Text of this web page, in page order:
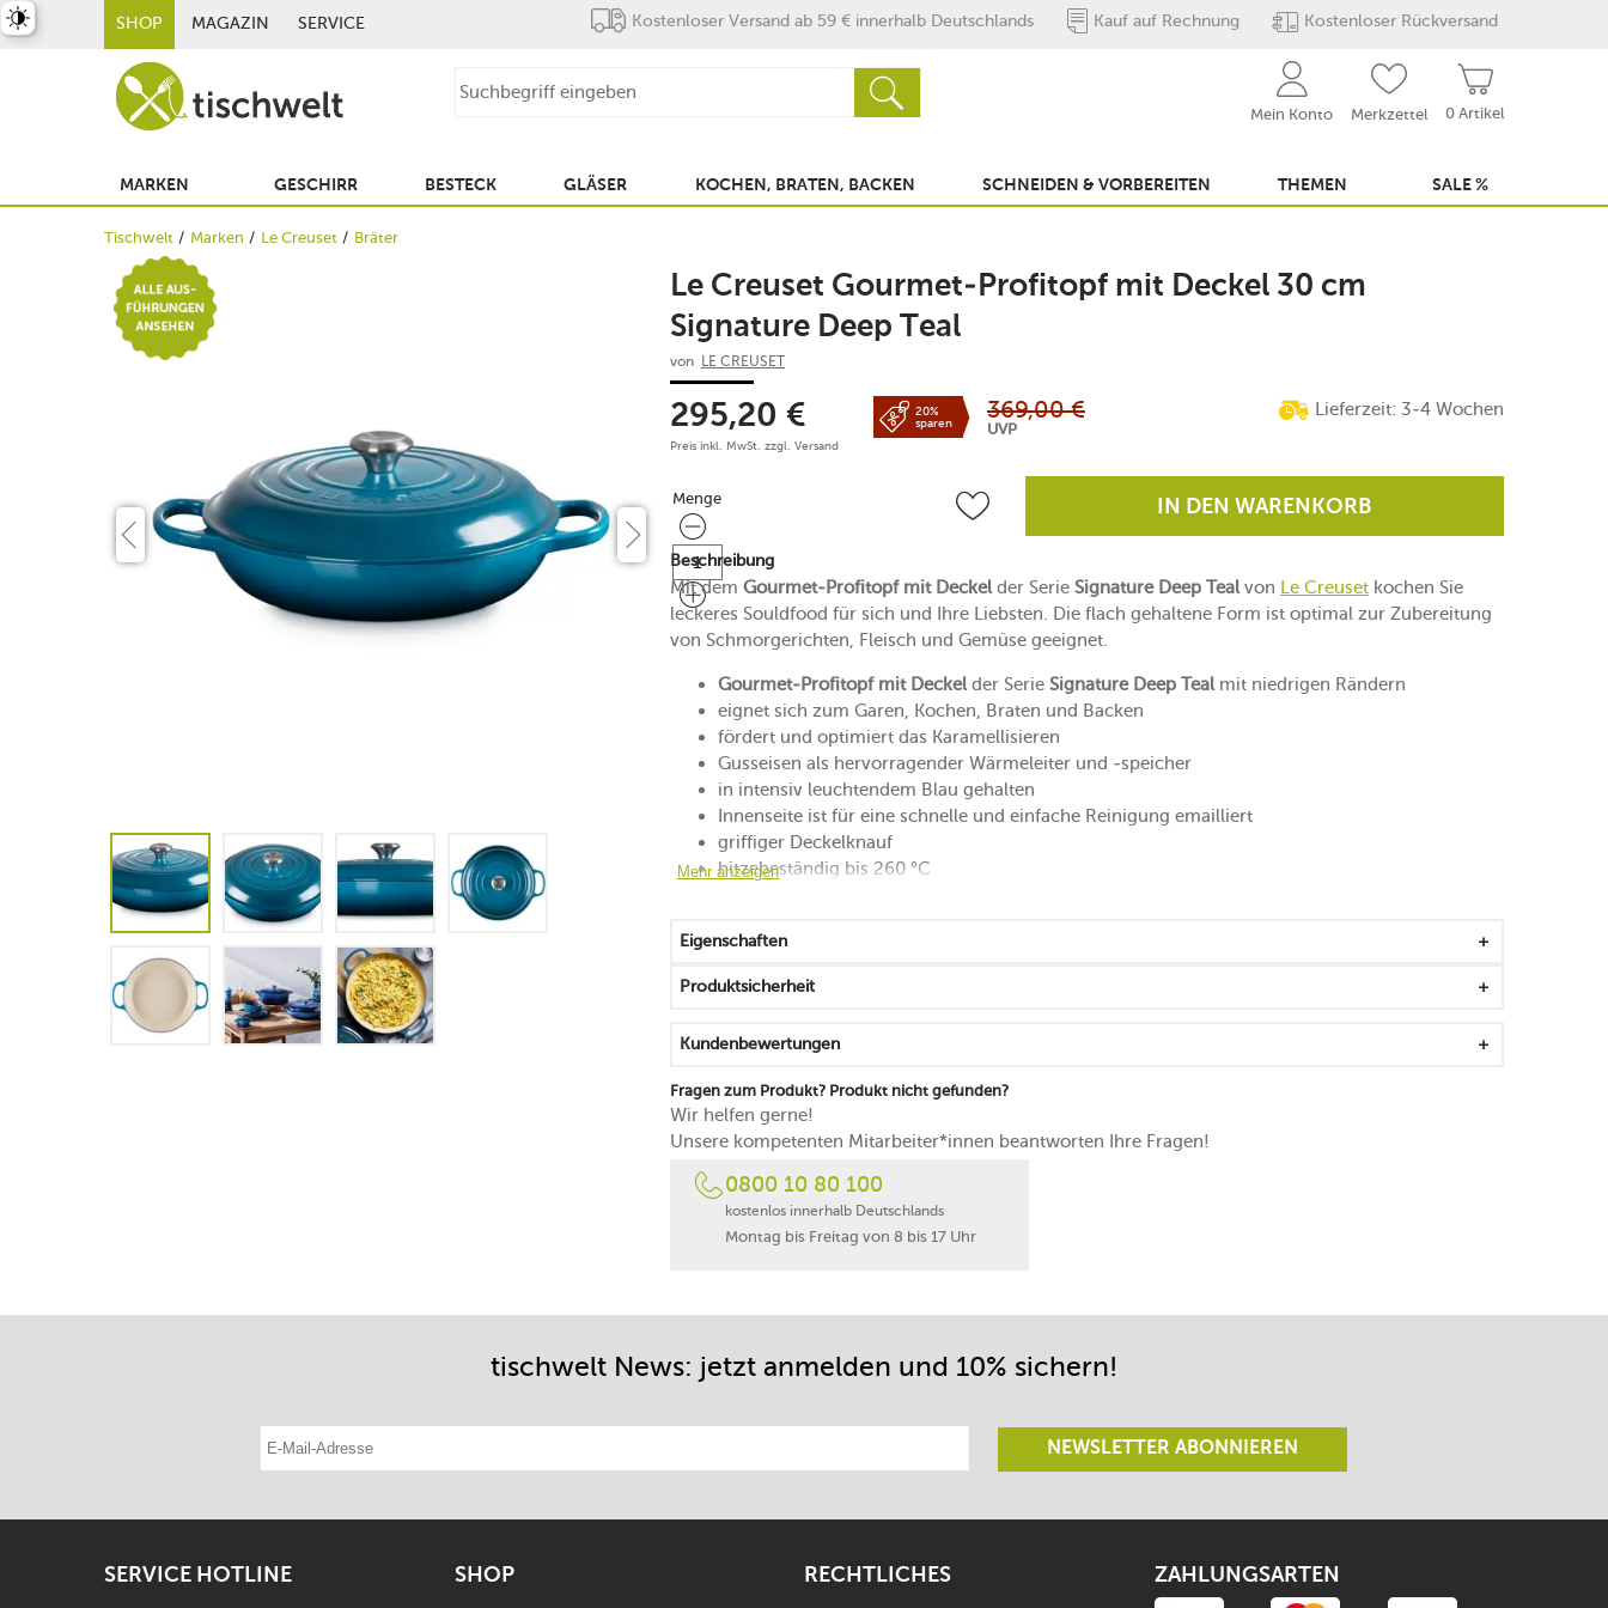
SHOP MAGAZIN SERVICE Kostenloser Versand ab 59 € innerhalb Deutschlands Kauf auf Rechnung Kostenloser Rückversand
0 Artikel
Mein Konto Merkzettel
MARKEN GESCHIRR BESTECK GLÄSER KOCHEN, BRATEN, BACKEN SCHNEIDEN & VORBEREITEN THEMEN SALE %
Tischwelt Marken Le Creuset Bräter
Le Creuset Gourmet-Profitopf mit Deckel 30 cm
Signature Deep Teal
von LE CREUSET
295,20 €
Preis inkl. MwSt. zzgl. Versand
20%
sparen
369,00 €
UVP
Lieferzeit: 3-4 Wochen
Menge
Menge IN DEN WARENKORB
Beschreibung
Mit dem Gourmet-Profitopf mit Deckelder Serie Signature Deep Tealvon Le Creuset kochen Sie
leckeres Souldfood für sich und Ihre Liebsten. Die flach gehaltene Form ist optimal zur Zubereitung
von Schmorgerichten, Fleisch und Gemüse geeignet.
Gourmet-Profitopf mit Deckelder Serie Signature Deep Tealmit niedrigen Rändern
eignet sich zum Garen, Kochen, Braten und Backen
fördert und optimiert das Karamellisieren
Gusseisen als hervorragender Wärmeleiter und -speicher
in intensiv leuchtendem Blau gehalten
Innenseite ist für eine schnelle und einfache Reinigung emailliert
griffiger Deckelknauf
hitzebeständig bis 260 °C
niedrige bis mittlere Hitze schützt das Gusseisen und verbessert das Ergebnis
eignet sich für alle Herdarten
30 Jahre Herstellergarantie
in Frankreich gefertigt
Mehr anzeigen
Eigenschaften
Produktsicherheit
Kundenbewertungen
Fragen zum Produkt? Produkt nicht gefunden?
Wir helfen gerne!
Unsere kompetenten Mitarbeiter*innen beantworten Ihre Fragen!
0800 10 80 100
kostenlos innerhalb Deutschlands
Montag bis Freitag von 8 bis 17 Uhr
tischwelt News: jetzt anmelden und 10% sichern!
E-Mail-Adresse eintragen
NEWSLETTER ABONNIEREN
SERVICE HOTLINE SHOP RECHTLICHES ZAHLUNGSARTEN
umschalten